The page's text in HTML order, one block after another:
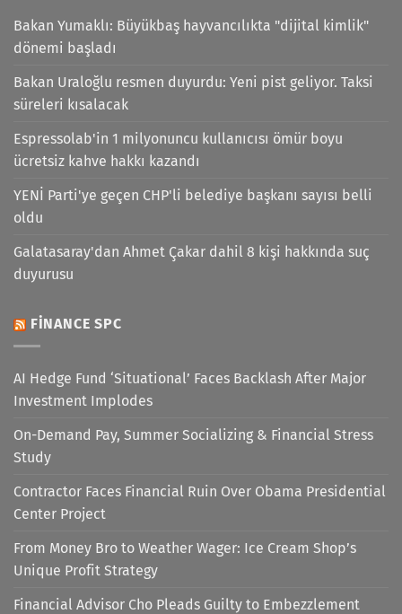
Bakan Yumaklı: Büyükbaş hayvancılıkta "dijital kimlik"
dönemi başladı
Bakan Uraloğlu resmen duyurdu: Yeni pist geliyor. Taksi
süreleri kısalacak
Espressolab'in 1 milyonuncu kullanıcısı ömür boyu
ücretsiz kahve hakkı kazandı
YENİ Parti'ye geçen CHP'li belediye başkanı sayısı belli
oldu
Galatasaray'dan Ahmet Çakar dahil 8 kişi hakkında suç
duyurusu
FINANCE SPC
AI Hedge Fund ‘Situational’ Faces Backlash After Major
Investment Implodes
On-Demand Pay, Summer Socializing & Financial Stress
Study
Contractor Faces Financial Ruin Over Obama Presidential
Center Project
From Money Bro to Weather Wager: Ice Cream Shop’s
Unique Profit Strategy
Financial Advisor Cho Pleads Guilty to Embezzlement